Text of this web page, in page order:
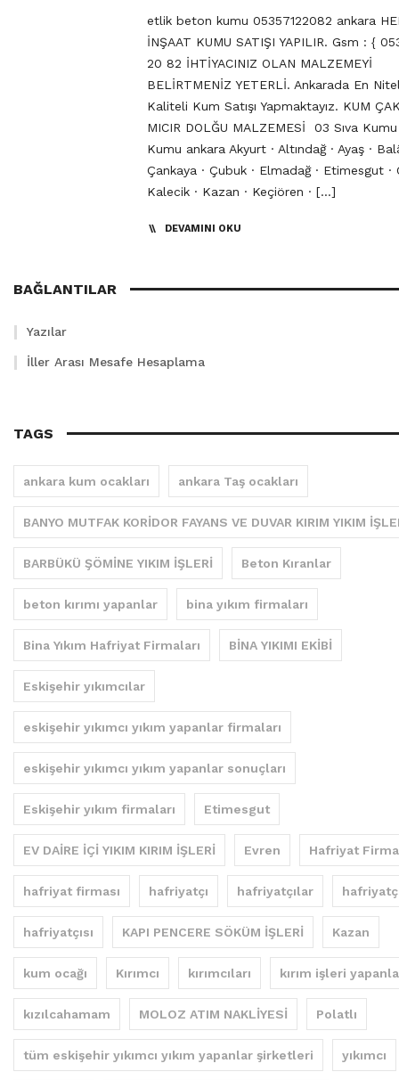
etlik beton kumu 05357122082 ankara
İNŞAAT KUMU SATIŞI YAPILIR. Gsm : {
20 82 İHTİYACINIZ OLAN MALZEMEYİ
BELİRTMENİZ YETERLİ. Ankarada En
Kaliteli Kum Satışı Yapmaktayız. KUM
MICIR DOLĞU MALZEMESİ 03 Sıva
Kumu ankara Akyurt · Altındağ · Ayaş ·
Çankaya · Çubuk · Elmadağ · Etimesgut ·
Kalecik · Kazan · Keçiören · […]
DEVAMINI OKU
BAĞLANTILAR
Yazılar
İller Arası Mesafe Hesaplama
TAGS
ankara kum ocakları ankara Taş ocakları
BANYO MUTFAK KORİDOR FAYANS VE DUVAR KIRIM YIKIM
BARBÜKÜ ŞÖMİNE YIKIM İŞLERİ Beton Kıranlar
beton kırımı yapanlar bina yıkım firmaları
Bina Yıkım Hafriyat Firmaları BİNA YIKIMI EKİBİ
Eskişehir yıkımcılar
eskişehir yıkımcı yıkım yapanlar firmaları
eskişehir yıkımcı yıkım yapanlar sonuçları
Eskişehir yıkım firmaları Etimesgut
EV DAİRE İÇİ YIKIM KIRIM İŞLERİ Evren Hafriyat
hafriyat firması hafriyatçı hafriyatçılar
hafriyatçısı KAPI PENCERE SÖKÜM İŞLERİ Kazan
kum ocağı Kırımcı kırımcıları kırım işleri
kızılcahamam MOLOZ ATIM NAKLİYESİ Polatlı
tüm eskişehir yıkımcı yıkım yapanlar şirketleri yıkımcı